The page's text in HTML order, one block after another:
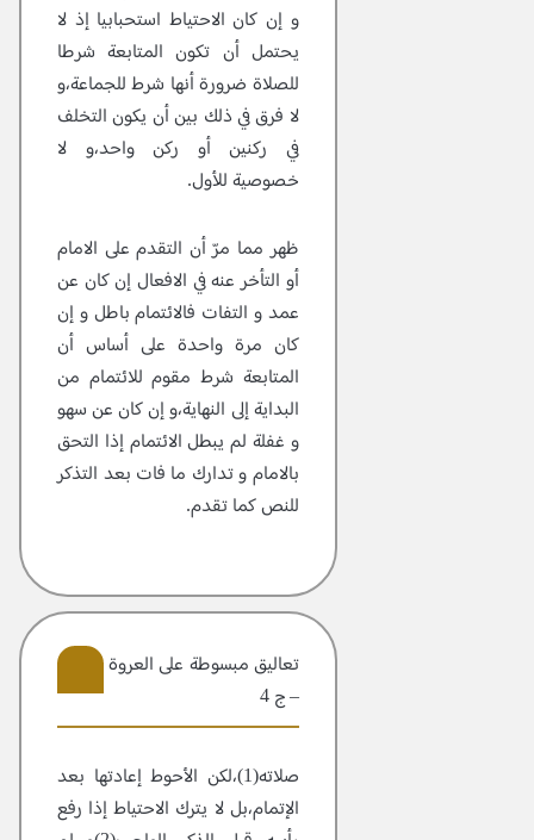
و إن كان الاحتياط استحبابيا إذ لا
يحتمل أن تكون المتابعة شرطا
للصلاة ضرورة أنها شرط للجماعة،و
لا فرق في ذلك بين أن يكون التخلف
في ركنين أو ركن واحد،و لا
خصوصية للأول.
ظهر مما مرّ أن التقدم على الامام
أو التأخر عنه في الافعال إن كان عن
عمد و التفات فالائتمام باطل و إن
كان مرة واحدة على أساس أن
المتابعة شرط مقوم للائتمام من
البداية إلى النهاية،و إن كان عن سهو
و غفلة لم يبطل الائتمام إذا التحق
بالامام و تدارك ما فات بعد التذكر
للنص كما تقدم.
تعاليق مبسوطة علی العروة الوثقی
– ج 4
صلاته(1)،لكن الأحوط إعادتها بعد
الإتمام،بل لا يترك الاحتياط إذا رفع